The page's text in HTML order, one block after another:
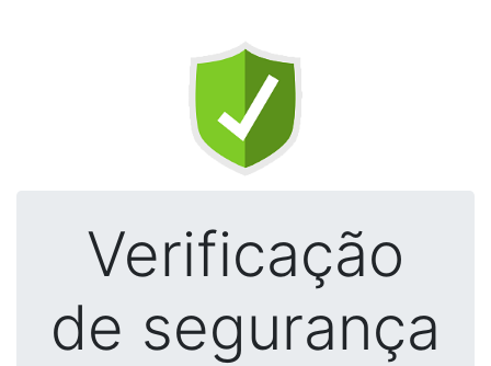
Verificação
de segurança